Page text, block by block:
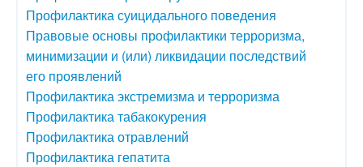
Профилактика суицидального поведения
Правовые основы профилактики терроризма,
минимизации и (или) ликвидации последствий
его проявлений
Профилактика экстремизма и терроризма
Профилактика табакокурения
Профилактика отравлений
Профилактика гепатита